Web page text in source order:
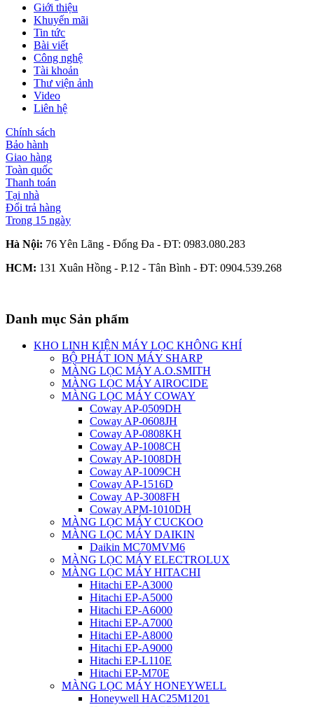
Giới thiệu
Khuyến mãi
Tin tức
Bài viết
Công nghệ
Tài khoản
Thư viện ảnh
Video
Liên hệ
Chính sách
Bảo hành
Giao hàng
Toàn quốc
Thanh toán
Tại nhà
Đổi trả hàng
Trong 15 ngày
Hà Nội: 76 Yên Lãng - Đống Đa - ĐT: 0983.080.283
HCM: 131 Xuân Hồng - P.12 - Tân Bình - ĐT: 0904.539.268
Danh mục Sản phẩm
KHO LINH KIỆN MÁY LỌC KHÔNG KHÍ
BỘ PHÁT ION MÁY SHARP
MÀNG LỌC MÁY A.O.SMITH
MÀNG LỌC MÁY AIROCIDE
MÀNG LỌC MÁY COWAY
Coway AP-0509DH
Coway AP-0608JH
Coway AP-0808KH
Coway AP-1008CH
Coway AP-1008DH
Coway AP-1009CH
Coway AP-1516D
Coway AP-3008FH
Coway APM-1010DH
MÀNG LỌC MÁY CUCKOO
MÀNG LỌC MÁY DAIKIN
Daikin MC70MVM6
MÀNG LỌC MÁY ELECTROLUX
MÀNG LỌC MÁY HITACHI
Hitachi EP-A3000
Hitachi EP-A5000
Hitachi EP-A6000
Hitachi EP-A7000
Hitachi EP-A8000
Hitachi EP-A9000
Hitachi EP-L110E
Hitachi EP-M70E
MÀNG LỌC MÁY HONEYWELL
Honeywell HAC25M1201